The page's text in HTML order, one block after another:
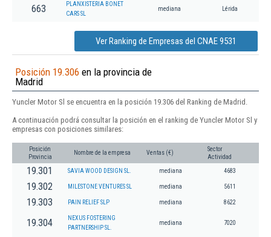
663
PLANXISTERIA BONET
CARS SL
mediana Lérida
Ver Ranking de Empresas del CNAE 9531
Posición 19.306 en la provincia de
Madrid
Yuncler Motor Sl se encuentra en la posición 19.306 del Ranking de Madrid.
A continuación podrá consultar la posición en el ranking de Yuncler Motor Sl y
empresas con posiciones similares:
Posición
Provincia
Nombre de la empresa Ventas (€)
Sector
Actividad
19.301 SAVIA WOOD DESIGN SL. mediana 4683
19.302 MILESTONE VENTURES SL mediana 5611
19.303 PAIN RELIEF SLP mediana 8622
19.304
NEXUS FOSTERING
PARTNERSHIP SL.
mediana 7020